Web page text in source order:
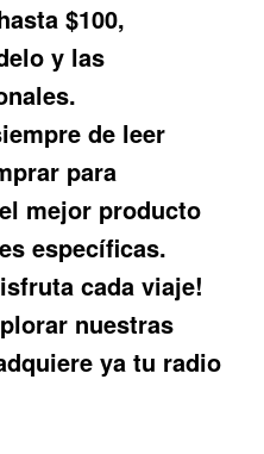
$100,
y las
de leer
para
mejor producto
específicas.
cada viaje!
nuestras
ya tu radio